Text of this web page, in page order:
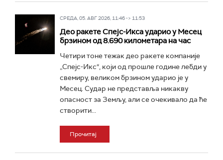
СРЕДА, 05. АВГ 2026, 11:46 -> 11:53
Део ракете Спејс-Икса ударио у Месец
брзином од 8.690 километара на час
Четири тоне тежак део ракете компаније
„Спејс-Икс“, који од прошле године лебди у
свемиру, великом брзином ударио је у
Месец. Судар не представља никакву
опасност за Земљу, али се очекивало да ће
створити...
Прочитај